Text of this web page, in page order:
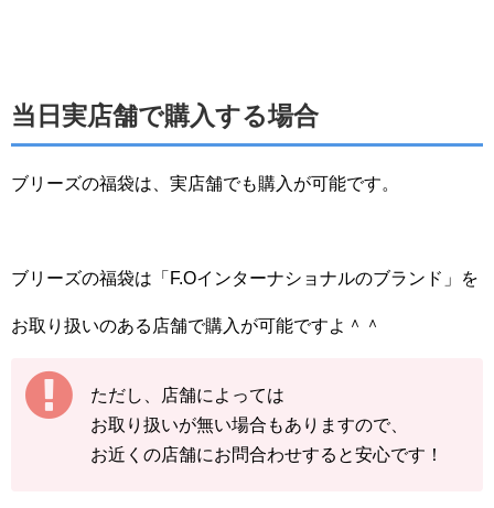
当日実店舗で購入する場合
ブリーズの福袋は、実店舗でも購入が可能です。
ブリーズの福袋は「F.Oインターナショナルのブランド」を
お取り扱いのある店舗で購入が可能ですよ＾＾
ただし、店舗によっては
お取り扱いが無い場合もありますので、
お近くの店舗にお問合わせすると安心です！